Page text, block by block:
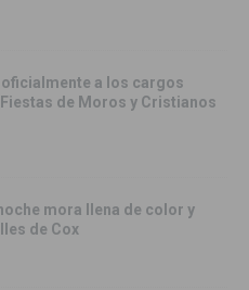
a los cargos
de Moros y Cristianos
mora llena de color y
de Cox